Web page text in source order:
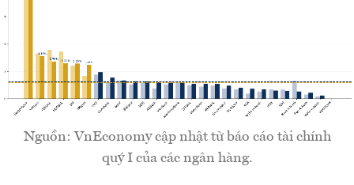
Nguồn: VnEconomy cập nhật từ báo cáo tài chính
quý I của các ngân hàng.